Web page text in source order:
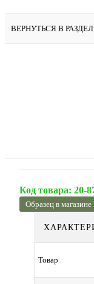
ВЕРНУТЬСЯ В РАЗДЕЛ
Код товара: 20-
Образец в
Товар